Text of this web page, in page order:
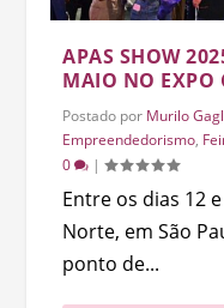
APAS SHOW
MAIO NO EXPO
Postado por Murilo
Empreendedorismo,
0
|
Entre os dias 12
Norte, em São
ponto de...